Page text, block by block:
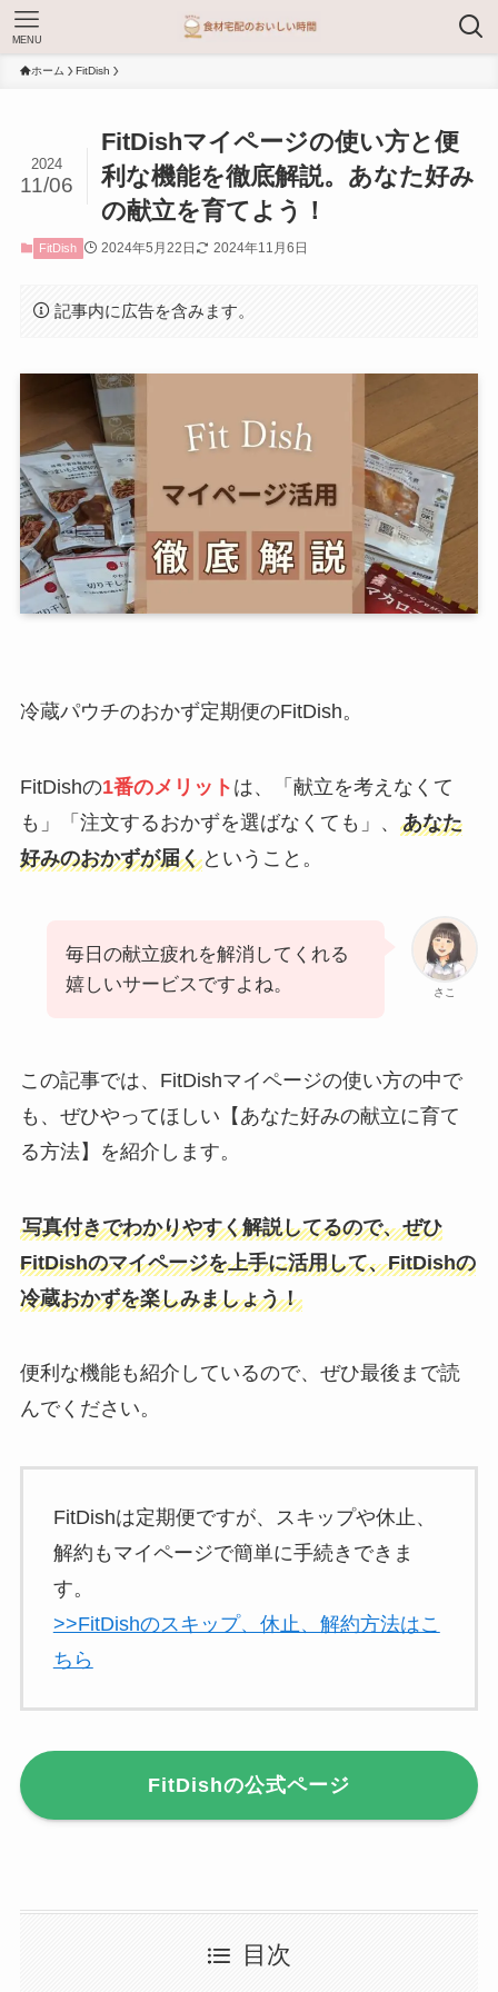
MENU
ホーム FitDish
FitDishマイページの使い方と便
利な機能を徹底解説。あなた好み
の献立を育てよう！
2024
11/06
FitDish 2024年5月22日 2024年11月6日
記事内に広告を含みます。
冷蔵パウチのおかず定期便のFitDish。
FitDishの1番のメリット は、「献立を考えなくて
も」「注文するおかずを選ばなくても」、 あなた
好みのおかずが届くということ。
さこ
毎日の献立疲れを解消してくれる
嬉しいサービスですよね。
この記事では、FitDishマイページの使い方の中で
も、ぜひやってほしい【あなた好みの献立に育て
る方法】を紹介します。
写真付きでわかりやすく解説してるので、ぜひ
FitDishのマイページを上手に活用して、FitDishの
冷蔵おかずを楽しみましょう！
便利な機能も紹介しているので、ぜひ最後まで読
んでください。
FitDishは定期便ですが、スキップや休止、
解約もマイページで簡単に手続きできま
す。
>>FitDishのスキップ、休止、解約方法はこ
ちら
FitDishの公式ページ
目次